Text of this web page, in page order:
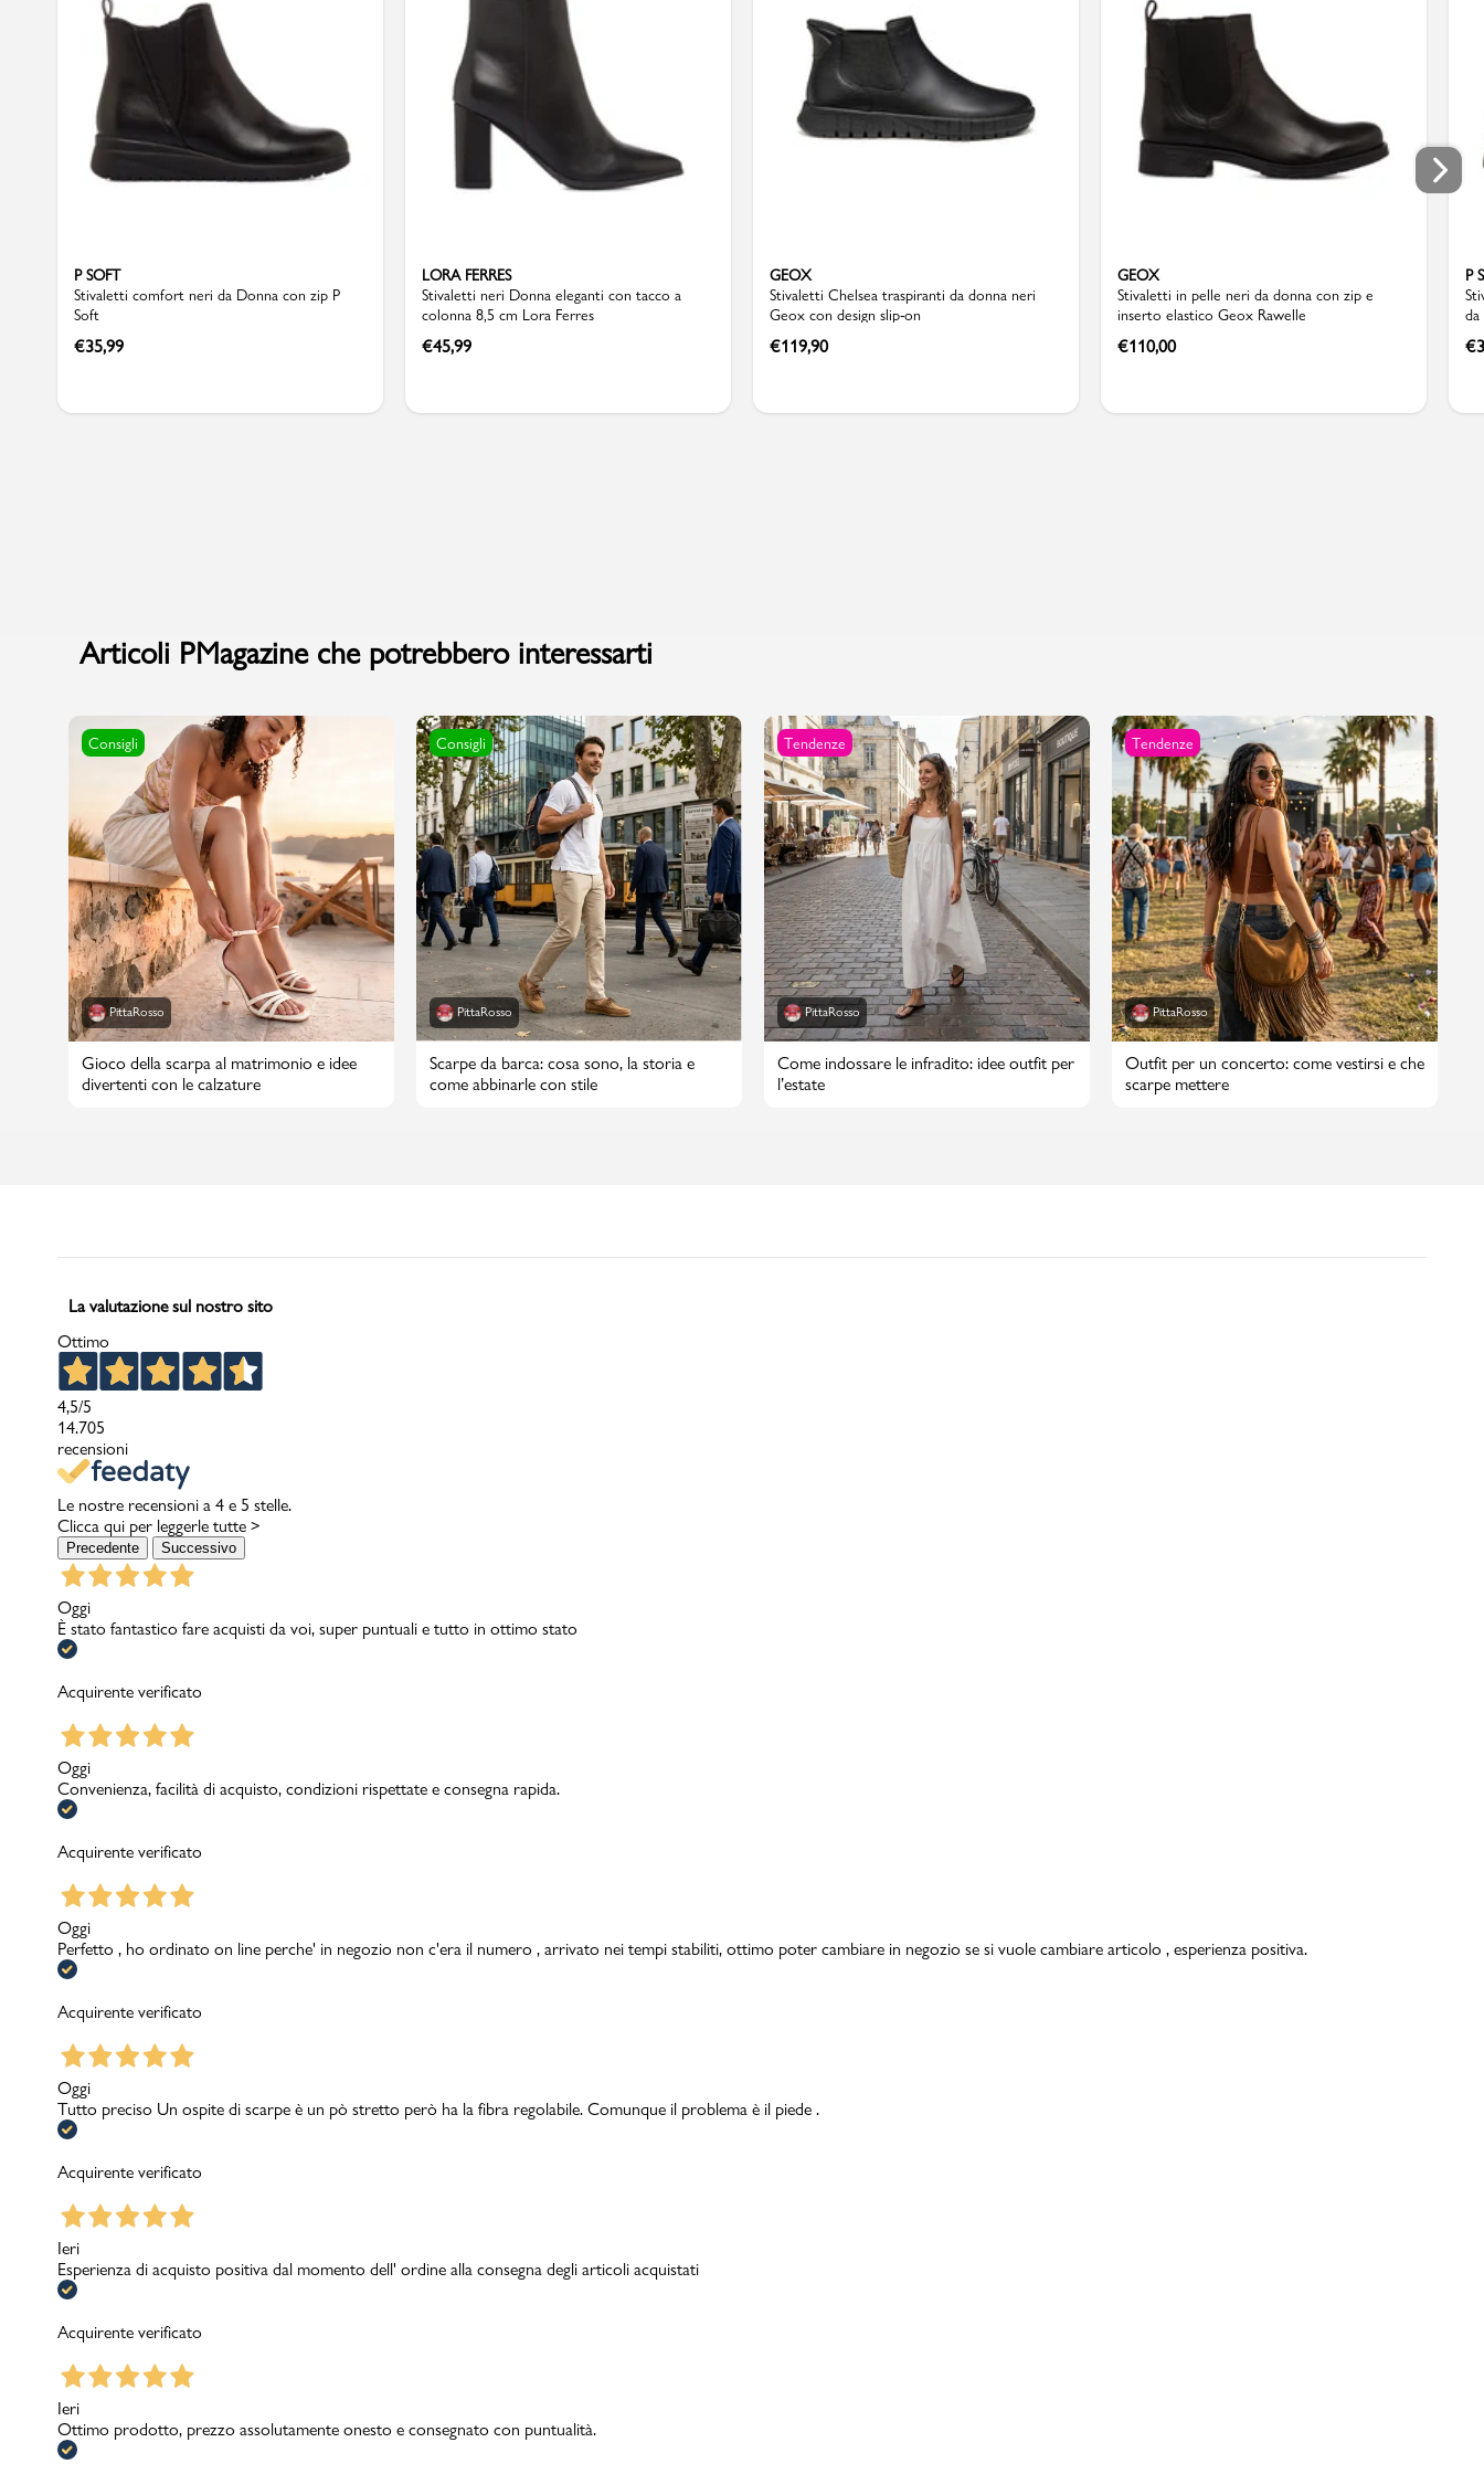
Valigie
Accedi | Registrati
Carrello
Promo & News
negozi
contatti
pcard
Gift card
P SOFT
Stivaletti comfort neri da Donna con zip P
Soft
€35,99
LORA FERRES
Stivaletti neri Donna eleganti con tacco a
colonna 8,5 cm Lora Ferres
€45,99
GEOX
Stivaletti Chelsea traspiranti da donna neri
Geox con design slip-on
€119,90
GEOX
Stivaletti in pelle neri da donna con zip e
inserto elastico Geox Rawelle
€110,00
P
€
Articoli PMagazine che potrebbero interessarti
Consigli
PittaRosso
Gioco della scarpa al matrimonio e idee
divertenti con le calzature
Consigli
PittaRosso
Scarpe da barca: cosa sono, la storia e
come abbinarle con stile
Tendenze
PittaRosso
Come indossare le infradito: idee outfit per
l’estate
Tendenze
PittaRosso
Outfit per un concerto: come vestirsi e che
scarpe mettere
La valutazione sul nostro sito
Ottimo
4,5/5
14.705
recensioni
Le nostre recensioni a 4 e 5 stelle.
Clicca qui per leggerle tutte >
Precedente Successivo
Oggi
È stato fantastico fare acquisti da voi, super puntuali e tutto in ottimo stato
Acquirente verificato
Oggi
Convenienza, facilità di acquisto, condizioni rispettate e consegna rapida.
Acquirente verificato
Oggi
Perfetto , ho ordinato on line perche' in negozio non c'era il numero , arrivato nei tempi stabiliti, ottimo poter cambiare in negozio se si vuole cambiare articolo , esperienza positiva.
Acquirente verificato
Oggi
Tutto preciso Un ospite di scarpe è un pò stretto però ha la fibra regolabile. Comunque il problema è il piede .
Acquirente verificato
Ieri
Esperienza di acquisto positiva dal momento dell' ordine alla consegna degli articoli acquistati
Acquirente verificato
Ieri
Ottimo prodotto, prezzo assolutamente onesto e consegnato con puntualità.